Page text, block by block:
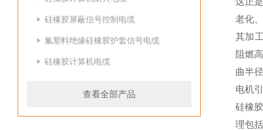
硅橡胶屏蔽信号控制电缆
氟塑料绝缘硅橡胶护套信号电缆
硅橡胶计算机电缆
查看全部产品
老化
其加
阻燃
曲半
电机
硅橡
理包